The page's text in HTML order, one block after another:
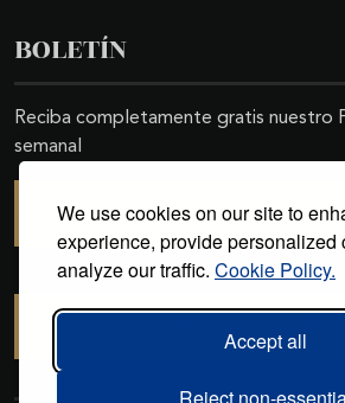
We use cookies on our site to
experience, provide personalized
analyze our traffic. Cookie Policy.
Accept all
BOLETÍN
Reciba completamente gratis nuestro
semanal
SUSCRIBIRSE